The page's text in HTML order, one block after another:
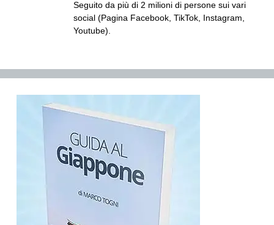
Seguito da più di 2 milioni di persone sui vari
social (Pagina Facebook, TikTok, Instagram,
Youtube).